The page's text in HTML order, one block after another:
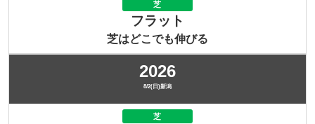
芝
フラット
芝はどこでも伸びる
2026
8/2(日)新潟
芝